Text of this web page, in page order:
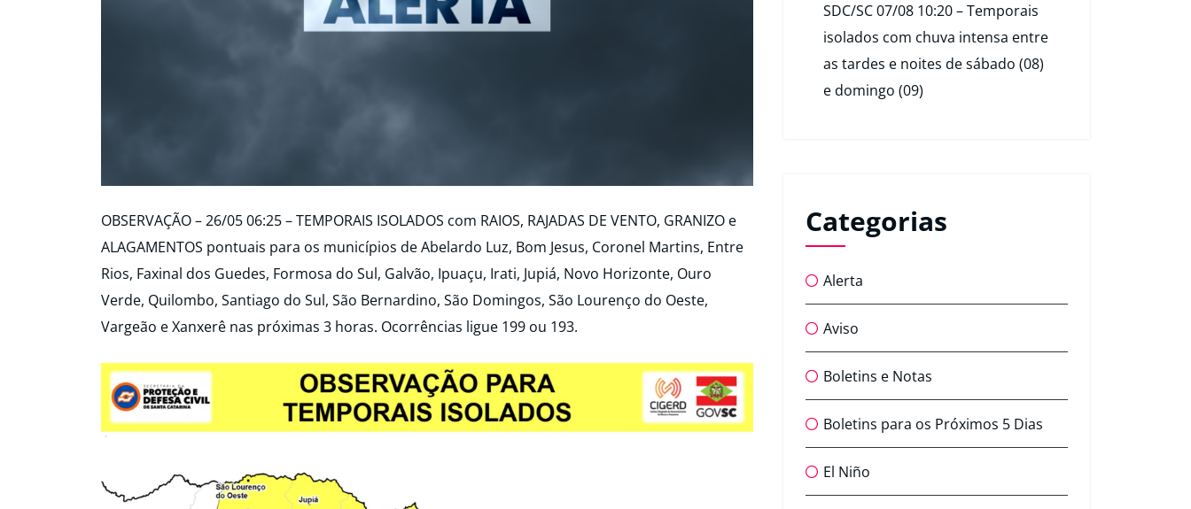
OBSERVAÇÃO – 26/05 06:25 – TEMPORAIS ISOLADOS com RAIOS, RAJADAS DE VENTO, GRANIZO e
ALAGAMENTOS pontuais para os municípios de Abelardo Luz, Bom Jesus, Coronel Martins, Entre
Rios, Faxinal dos Guedes, Formosa do Sul, Galvão, Ipuaçu, Irati, Jupiá, Novo Horizonte, Ouro
Verde, Quilombo, Santiago do Sul, São Bernardino, São Domingos, São Lourenço do Oeste,
Vargeão e Xanxerê nas próximas 3 horas. Ocorrências ligue 199 ou 193.
SDC/SC 07/08 10:20 – Temporais
isolados com chuva intensa entre
as tardes e noites de sábado (08)
e domingo (09)
Categorias
Alerta
Aviso
Boletins e Notas
Boletins para os Próximos 5 Dias
El Niño